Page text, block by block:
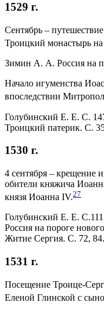
1529 г.
Сентябрь –
Троицкий монастырь на
Зимин А. А. Россия на
Начало игуменства
впоследствии
Голубинский Е. Е. С.
Троицкий патерик. С.
1530 г.
4 сентября – крещение
обители княжича
князя Иоанна IV.27
Голубинский Е. Е.
Россия на пороге
Житие Сергия. С. 72,
1531 г.
Посещение Троице-
Еленой Глинской с